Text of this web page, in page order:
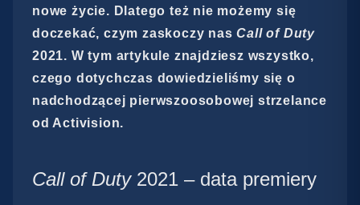
nowe życie. Dlatego też nie możemy się
doczekać, czym zaskoczy nasCall of Duty
2021. W tym artykule znajdziesz wszystko,
czego dotychczas dowiedzieliśmy się o
nadchodzącej pierwszoosobowej strzelance
od Activision.
Call of Duty2021 – data premiery